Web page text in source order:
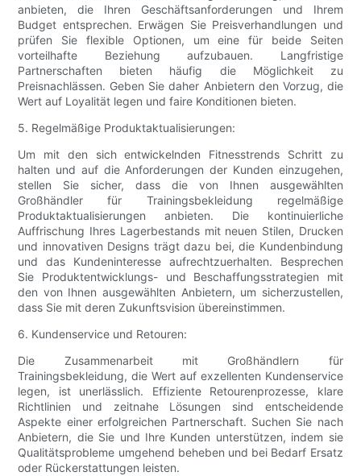
anbieten, die Ihren Geschäftsanforderungen und Ihrem
Budget entsprechen. Erwägen Sie Preisverhandlungen und
prüfen Sie flexible Optionen, um eine für beide Seiten
vorteilhafte Beziehung aufzubauen. Langfristige
Partnerschaften bieten häufig die Möglichkeit zu
Preisnachlässen. Geben Sie daher Anbietern den Vorzug, die
Wert auf Loyalität legen und faire Konditionen bieten.
5. Regelmäßige Produktaktualisierungen:
Um mit den sich entwickelnden Fitnesstrends Schritt zu
halten und auf die Anforderungen der Kunden einzugehen,
stellen Sie sicher, dass die von Ihnen ausgewählten
Großhändler für Trainingsbekleidung regelmäßige
Produktaktualisierungen anbieten. Die kontinuierliche
Auffrischung Ihres Lagerbestands mit neuen Stilen, Drucken
und innovativen Designs trägt dazu bei, die Kundenbindung
und das Kundeninteresse aufrechtzuerhalten. Besprechen
Sie Produktentwicklungs- und Beschaffungsstrategien mit
den von Ihnen ausgewählten Anbietern, um sicherzustellen,
dass Sie mit deren Zukunftsvision übereinstimmen.
6. Kundenservice und Retouren:
Die Zusammenarbeit mit Großhändlern für
Trainingsbekleidung, die Wert auf exzellenten Kundenservice
legen, ist unerlässlich. Effiziente Retourenprozesse, klare
Richtlinien und zeitnahe Lösungen sind entscheidende
Aspekte einer erfolgreichen Partnerschaft. Suchen Sie nach
Anbietern, die Sie und Ihre Kunden unterstützen, indem sie
Qualitätsprobleme umgehend beheben und bei Bedarf Ersatz
oder Rückerstattungen leisten.